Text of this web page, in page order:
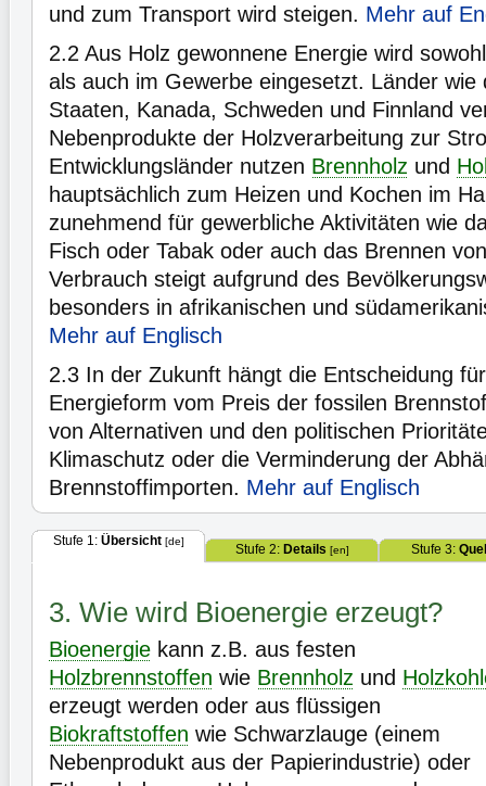
und zum Transport wird steigen. Mehr auf
2.2 Aus Holz gewonnene Energie wird
als auch im Gewerbe eingesetzt. Länder wie
Staaten, Kanada, Schweden und Finnland
Nebenprodukte der Holzverarbeitung zur
Entwicklungsländer nutzen Brennholz und
hauptsächlich zum Heizen und Kochen im
zunehmend für gewerbliche Aktivitäten wie
Fisch oder Tabak oder auch das Brennen
Verbrauch steigt aufgrund des
besonders in afrikanischen und
Mehr auf Englisch
2.3 In der Zukunft hängt die Entscheidung
Energieform vom Preis der fossilen
von Alternativen und den politischen
Klimaschutz oder die Verminderung der
Brennstoffimporten. Mehr auf Englisch
Stufe 1: Übersicht[de]
Stufe 2: Details [en] Stufe 3:
3. Wie wird Bioenergie erzeugt?
Bioenergie kann z.B. aus festen
Holzbrennstoffen wie Brennholz und
erzeugt werden oder aus flüssigen
Biokraftstoffen wie Schwarzlauge (einem
Nebenprodukt aus der Papierindustrie) oder